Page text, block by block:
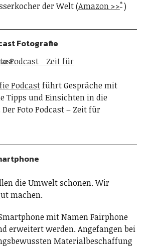
der Welt (Amazon >> )
Fotografie
Podcastführt Gespräche mit
Tipps und Einsichten in die
Foto Podcast – Zeit für
die Umwelt schonen. Wir
machen.
mit Namen Fairphone
erweitert werden. Angefangen bei
Materialbeschaffung